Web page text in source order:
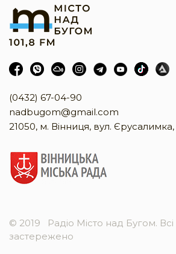
(0432) 67-04-90
nadbugom@gmail.com
21050, м. Вінниця, вул. Єрусалимка,
© 2019
Радіо Місто над Бугом.
застережено